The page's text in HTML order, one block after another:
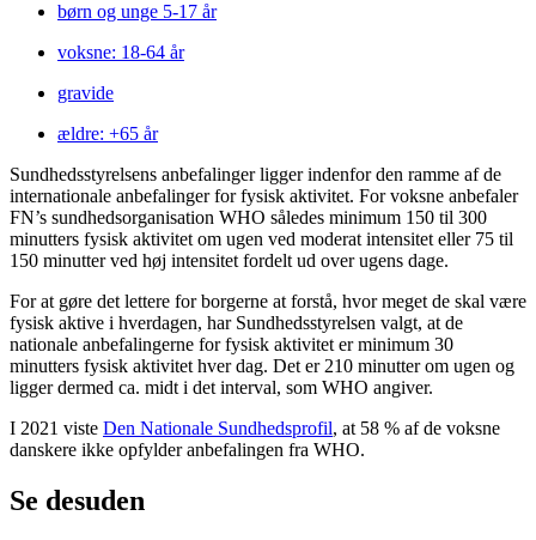
børn og unge 5-17 år
voksne: 18-64 år
gravide
ældre: +65 år
Sundhedsstyrelsens anbefalinger ligger indenfor den ramme af de
internationale anbefalinger for fysisk aktivitet. For voksne anbefaler
FN’s sundhedsorganisation WHO således minimum 150 til 300
minutters fysisk aktivitet om ugen ved moderat intensitet eller 75 til
150 minutter ved høj intensitet fordelt ud over ugens dage.
For at gøre det lettere for borgerne at forstå, hvor meget de skal være
fysisk aktive i hverdagen, har Sundhedsstyrelsen valgt, at de
nationale anbefalingerne for fysisk aktivitet er minimum 30
minutters fysisk aktivitet hver dag. Det er 210 minutter om ugen og
ligger dermed ca. midt i det interval, som WHO angiver.
I 2021 viste Den Nationale Sundhedsprofil, at 58 % af de voksne
danskere ikke opfylder anbefalingen fra WHO.
Se desuden